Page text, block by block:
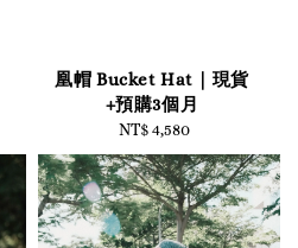
凰帽 Bucket Hat｜現貨
+預購3個月
Regular
price
NT$ 4,580